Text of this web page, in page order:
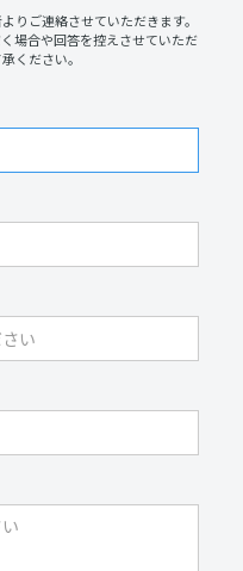
りご連絡させていただきます。
場合や回答を控えさせていただ
ください。